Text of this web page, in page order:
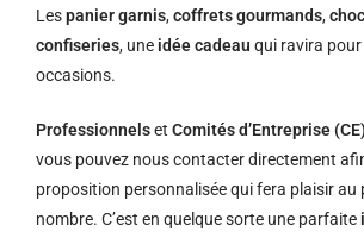
Lespanier garnis,coffrets gourmands,
confiseries, une idée cadeau qui ravira
occasions.
Professionnelset Comités d’Entreprise
vous pouvez nous contacter directement
proposition personnalisée qui fera plaisir au
nombre. C’est en quelque sorte une parfaite